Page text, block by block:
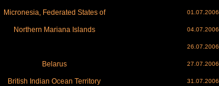
Micronesia, Federated States of 01.07.2006
Northern Mariana Islands 04.07.2006
26.07.2006
Belarus 27.07.2006
British Indian Ocean Territory 31.07.2006